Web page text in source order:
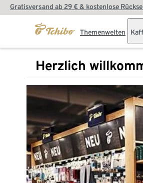
Gratisversand ab 29 € & kostenlose
Themenwelten
Herzlich